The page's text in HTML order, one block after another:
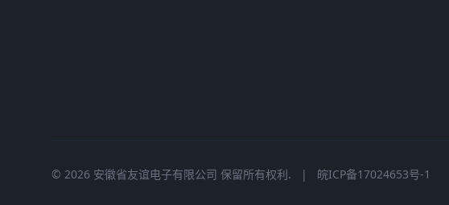
© 2026 安徽省友谊电子有限公司 保留所有权利. | 皖ICP备17024653号-1